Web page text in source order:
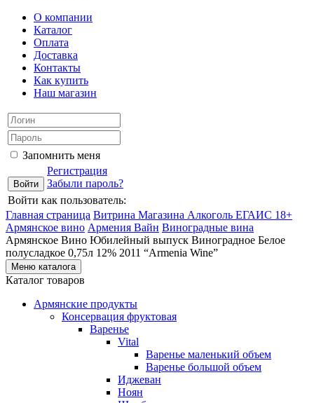
О компании
Каталог
Оплата
Доставка
Контакты
Как купить
Наш магазин
Запомнить меня
Регистрация
Забыли пароль?
Войти как пользователь:
Главная страница Витрина Магазина Алкоголь ЕГАИС 18+
Армянское вино Армения Вайн Виноградные вина
Армянское Вино Юбилейный выпуск Виноградное Белое
полусладкое 0,75л 12% 2011 “Armenia Wine”
Меню каталога
Каталог товаров
Армянские продукты
Консервация фруктовая
Варенье
Vital
Варенье маленький объем
Варенье большой объем
Иджеван
Ноян